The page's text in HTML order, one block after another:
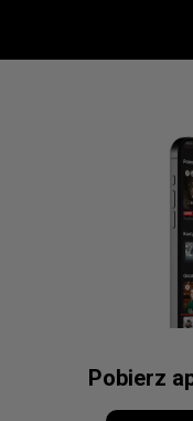
Pobierz